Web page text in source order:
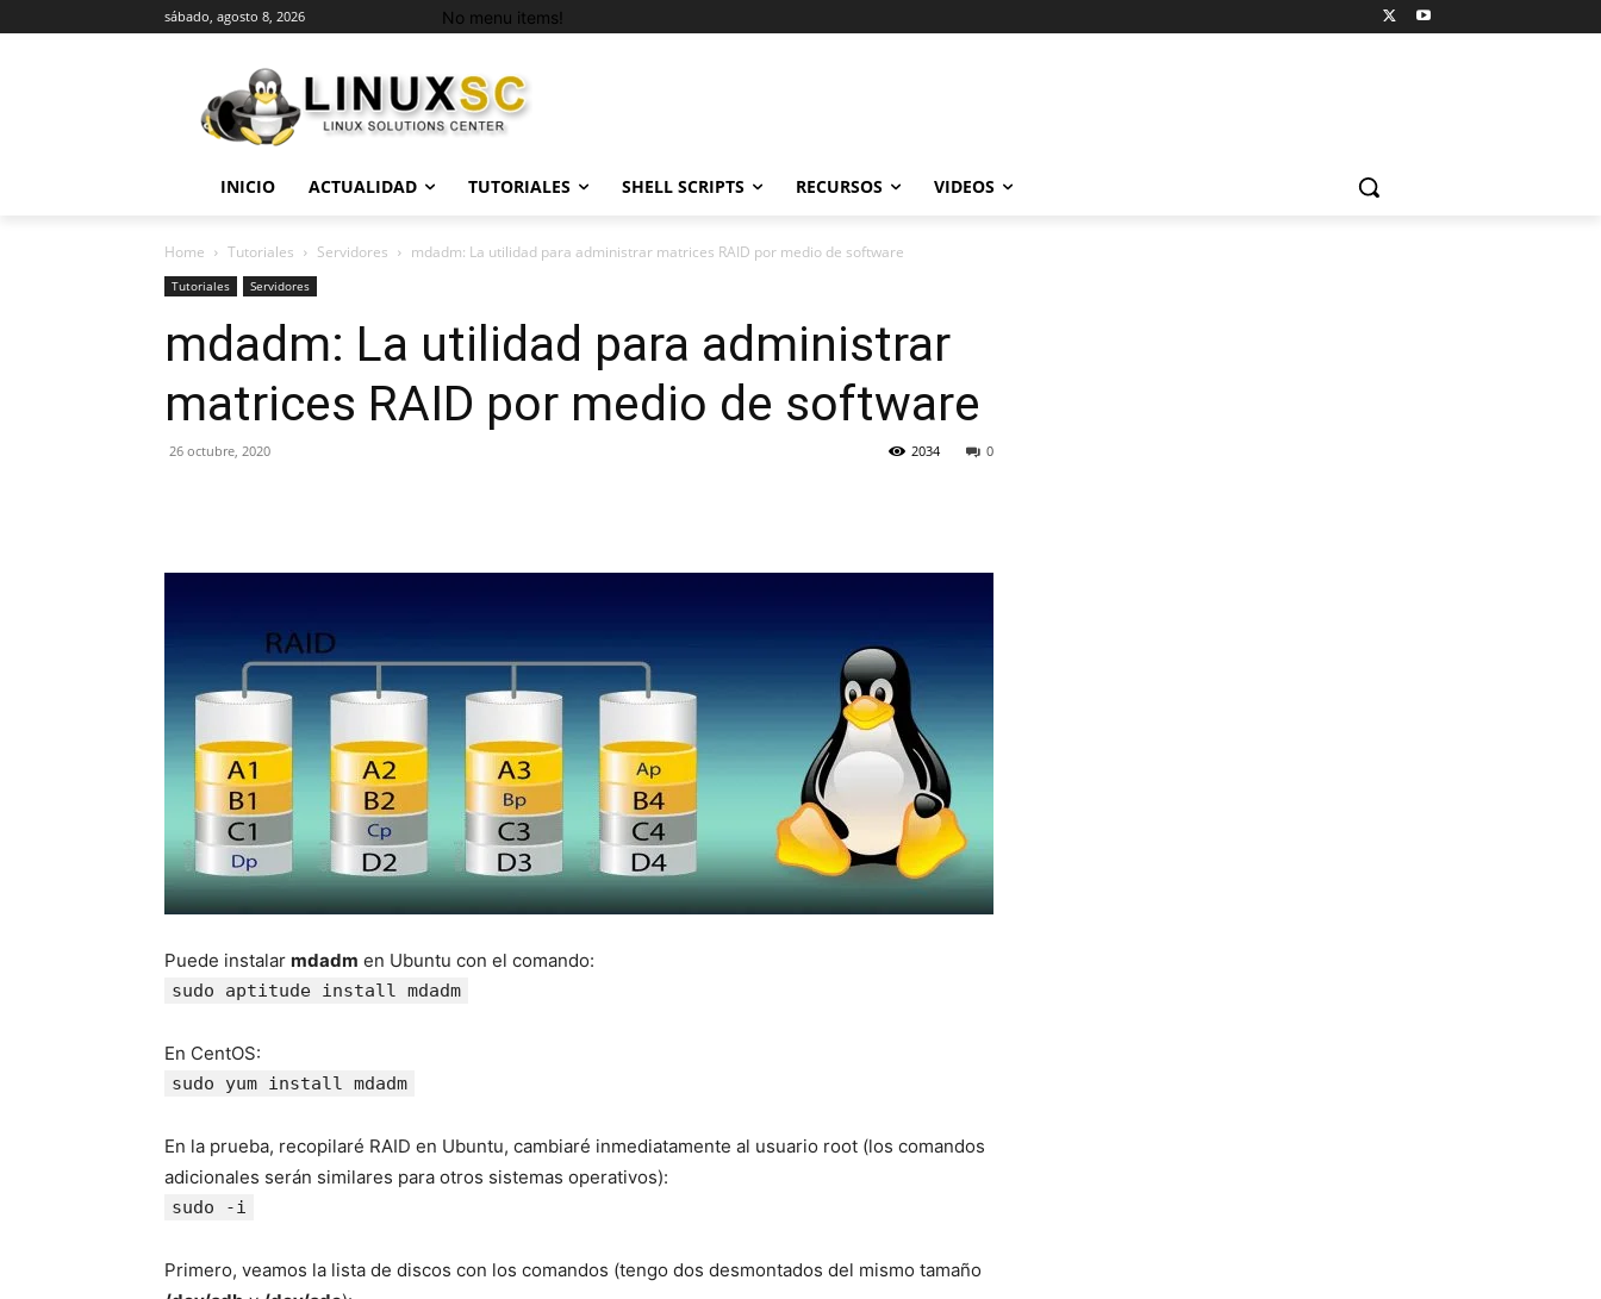
sábado, agosto 8, 2026 No menu items!
INICIO ACTUALIDAD TUTORIALES SHELL SCRIPTS RECURSOS VIDEOS
Home Tutoriales Servidores mdadm: La utilidad para administrar matrices RAID por medio de software
Tutoriales Servidores
mdadm: La utilidad para administrar
matrices RAID por medio de software
26 octubre, 2020 0
2034
Puede instalar mdadm en Ubuntu con el comando:
sudo aptitude install mdadm
En CentOS:
sudo yum install mdadm
En la prueba, recopilaré RAID en Ubuntu, cambiaré inmediatamente al usuario root (los comandos
adicionales serán similares para otros sistemas operativos):
sudo -i
Primero, veamos la lista de discos con los comandos (tengo dos desmontados del mismo tamaño